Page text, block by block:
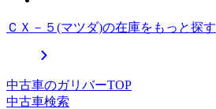
ＣＸ－５(マツダ)の在庫をもっと探す
中古車のガリバーTOP
中古車検索